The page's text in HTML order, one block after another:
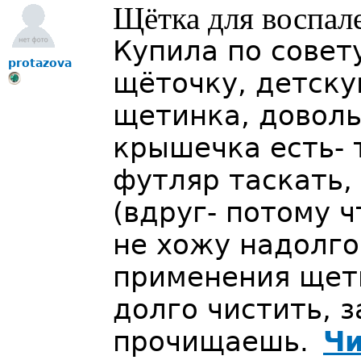
protazova
Щётка для
Купила по
щёточку,
щетинка,
крышечка есть-
футляр
(вдруг- потому
не хожу
применения
долго чистить,
прочищаешь.